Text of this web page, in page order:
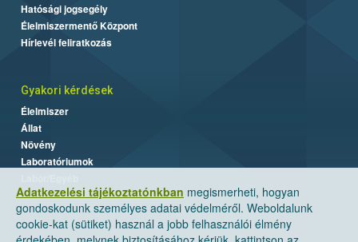
Adatkezelési tájékoztatónkban megismerheti, hogyan
gondoskodunk személyes adatai védelméről. Weboldalunk
cookie-kat (sütiket) használ a jobb felhasználói élmény
Hatósági jogsegély
Élelmiszermentő Központ
Hírlevél feliratkozás
Gyakori kérdések
Élelmiszer
Állat
Növény
Laboratóriumok